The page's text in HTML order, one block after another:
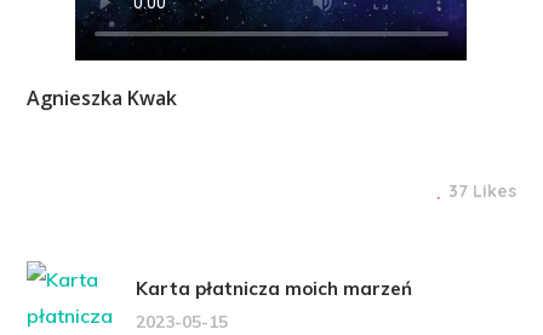
Agnieszka Kwak
37 Likes
Karta płatnicza moich marzeń
2023-05-15